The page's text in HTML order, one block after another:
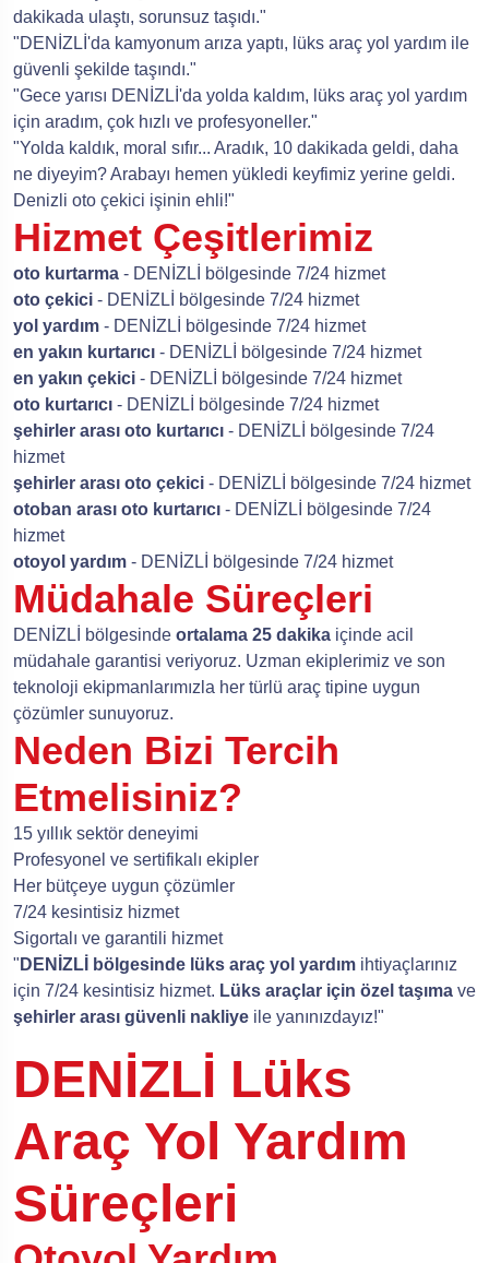
dakikada ulaştı, sorunsuz taşıdı."
"DENİZLİ'da kamyonum arıza yaptı, lüks araç yol yardım ile
güvenli şekilde taşındı."
"Gece yarısı DENİZLİ'da yolda kaldım, lüks araç yol yardım
için aradım, çok hızlı ve profesyoneller."
"Yolda kaldık, moral sıfır... Aradık, 10 dakikada geldi, daha
ne diyeyim? Arabayı hemen yükledi keyfimiz yerine geldi.
Denizli oto çekici işinin ehli!"
Hizmet Çeşitlerimiz
oto kurtarma - DENİZLİ bölgesinde 7/24 hizmet
oto çekici - DENİZLİ bölgesinde 7/24 hizmet
yol yardım - DENİZLİ bölgesinde 7/24 hizmet
en yakın kurtarıcı - DENİZLİ bölgesinde 7/24 hizmet
en yakın çekici - DENİZLİ bölgesinde 7/24 hizmet
oto kurtarıcı - DENİZLİ bölgesinde 7/24 hizmet
şehirler arası oto kurtarıcı - DENİZLİ bölgesinde 7/24
hizmet
şehirler arası oto çekici - DENİZLİ bölgesinde 7/24 hizmet
otoban arası oto kurtarıcı - DENİZLİ bölgesinde 7/24
hizmet
otoyol yardım - DENİZLİ bölgesinde 7/24 hizmet
Müdahale Süreçleri
DENİZLİ bölgesinde ortalama 25 dakika içinde acil
müdahale garantisi veriyoruz. Uzman ekiplerimiz ve son
teknoloji ekipmanlarımızla her türlü araç tipine uygun
çözümler sunuyoruz.
Neden Bizi Tercih
Etmelisiniz?
15 yıllık sektör deneyimi
Profesyonel ve sertifikalı ekipler
Her bütçeye uygun çözümler
7/24 kesintisiz hizmet
Sigortalı ve garantili hizmet
" DENİZLİ bölgesinde lüks araç yol yardım ihtiyaçlarınız
için 7/24 kesintisiz hizmet. Lüks araçlar için özel taşıma ve
şehirler arası güvenli nakliye ile yanınızdayız!"
DENİZLİ Lüks
Araç Yol Yardım
Süreçleri